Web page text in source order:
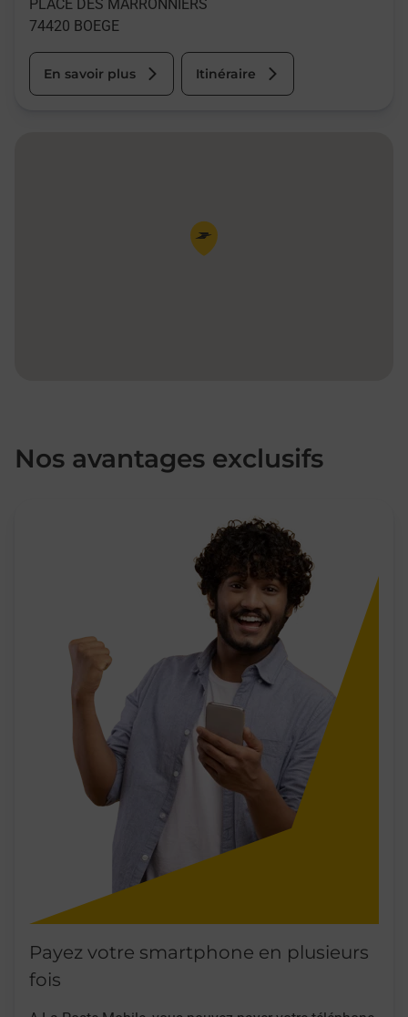
PLACE DES MARRONNIERS
74420 BOEGE
En savoir plus Itinéraire
Pin de la carte
Nos avantages exclusifs
Payez votre smartphone en plusieurs
fois